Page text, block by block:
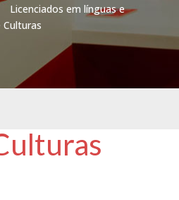
Licenciados em línguas e
Culturas